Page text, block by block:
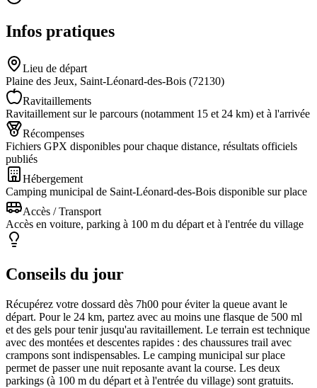
Infos pratiques
Lieu de départ
Plaine des Jeux, Saint-Léonard-des-Bois (72130)
Ravitaillements
Ravitaillement sur le parcours (notamment 15 et 24 km) et à l'arrivée
Récompenses
Fichiers GPX disponibles pour chaque distance, résultats officiels
publiés
Hébergement
Camping municipal de Saint-Léonard-des-Bois disponible sur place
Accès / Transport
Accès en voiture, parking à 100 m du départ et à l'entrée du village
Conseils du jour
Récupérez votre dossard dès 7h00 pour éviter la queue avant le
départ. Pour le 24 km, partez avec au moins une flasque de 500 ml
et des gels pour tenir jusqu'au ravitaillement. Le terrain est technique
avec des montées et descentes rapides : des chaussures trail avec
crampons sont indispensables. Le camping municipal sur place
permet de passer une nuit reposante avant la course. Les deux
parkings (à 100 m du départ et à l'entrée du village) sont gratuits.